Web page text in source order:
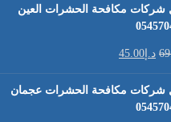
شركات مكافحة الحشرات العين
د.إ 45.00
شركات مكافحة الحشرات عجمان